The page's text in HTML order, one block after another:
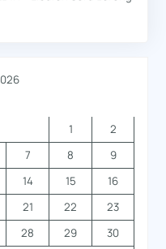
1
2
7 8
9
14 15
16
21 22
23
28 29
30